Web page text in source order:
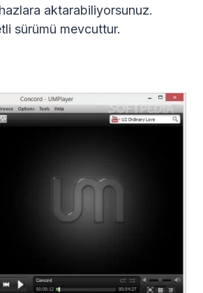
aktarabiliyorsunuz.
sürümü mevcuttur.